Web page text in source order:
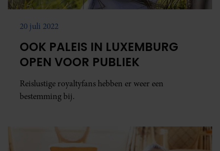
20 juli 2022
OOK PALEIS IN LUXEMBURG
OPEN VOOR PUBLIEK
Reislustige royaltyfans hebben er weer een
bestemming bij.